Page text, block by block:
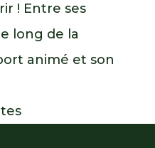
! Entre ses
long de la
animé et son